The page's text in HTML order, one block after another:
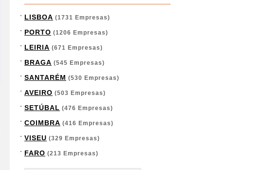
LISBOA (1731 Empresas)
PORTO (1206 Empresas)
LEIRIA (671 Empresas)
BRAGA (545 Empresas)
SANTARÉM (530 Empresas)
AVEIRO (503 Empresas)
SETÚBAL (476 Empresas)
COIMBRA (416 Empresas)
VISEU (329 Empresas)
FARO (213 Empresas)